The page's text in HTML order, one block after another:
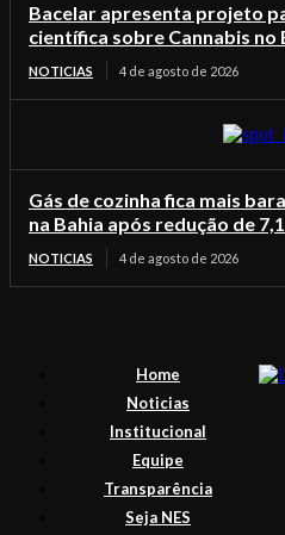
Bacelar apresenta projeto
científica sobre Cannabis no
NOTICIAS 4 de agosto de 2026
Gás de cozinha fica mais
na Bahia após redução de
NOTICIAS 4 de agosto de 2026
Home
Noticias
Institucional
Equipe
Transparência
Seja NES